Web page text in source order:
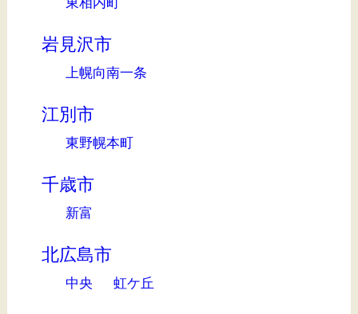
岩見沢市
上幌向南一条
江別市
東野幌本町
千歳市
新富
北広島市
中央 虹ケ丘